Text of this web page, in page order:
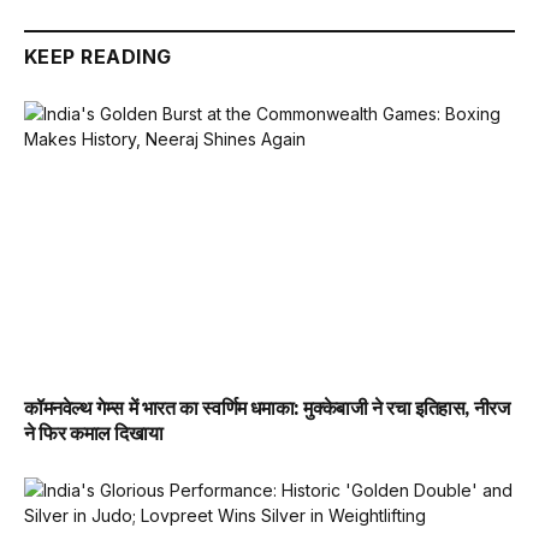
KEEP READING
कॉमनवेल्थ गेम्स में भारत का स्वर्णिम धमाका: मुक्केबाजी ने रचा इतिहास, नीरज
ने फिर कमाल दिखाया